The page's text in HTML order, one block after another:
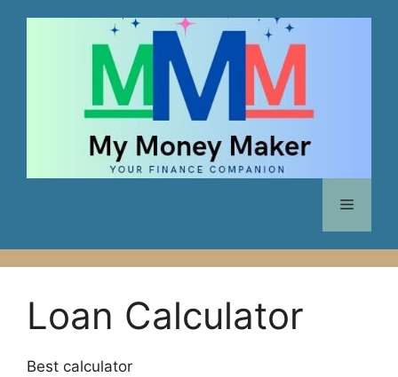
Menu
Loan Calculator
Best calculator